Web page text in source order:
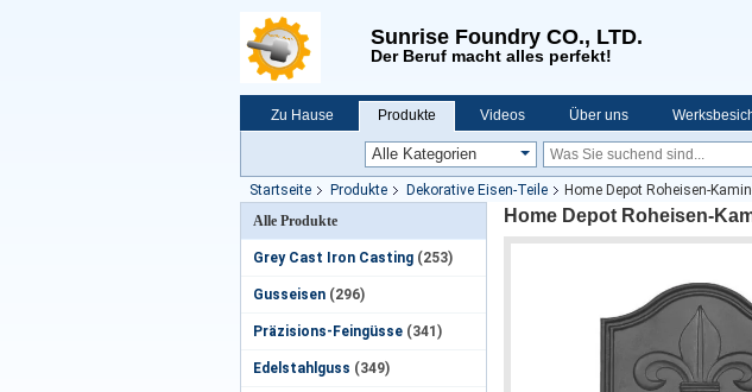
Sunrise Foundry CO., LTD.
Der Beruf macht alles perfekt!
Zu Hause Produkte Videos Über uns
Startseite Produkte Dekorative Eisen-Teile
Home Depot Roheisen-
Alle Produkte
Grey Cast Iron Casting (253)
Gusseisen (296)
Präzisions-Feingüsse (341)
Edelstahlguss (349)
Home Depot Roheisen-